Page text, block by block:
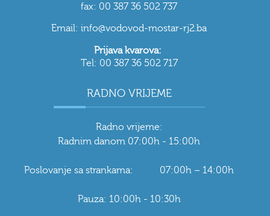
fax: 00 387 36 502 737
Email: info@vodovod-mostar-rj2.ba
Prijava kvarova:
Tel: 00 387 36 502 717
RADNO VRIJEME
Radno vrijeme:
Radnim danom 07:00h - 15:00h
Poslovanje sa strankama: 07:00h – 14:00h
Pauza: 10:00h - 10:30h